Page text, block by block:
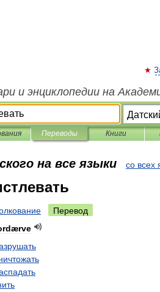
и энциклопедии на
Переводы Книги
на все языки со всех
Перевод